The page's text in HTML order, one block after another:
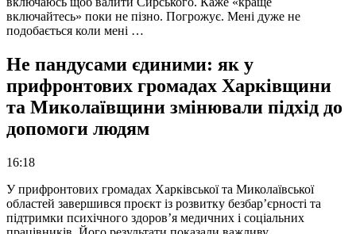
включайтесь» поки не пізно. Погрожує. Мені дуже не
подобається коли мені …
Не пандусами єдиними: як у
прифронтових громадах Харківщини
та Миколаївщини змінювали підхід до
допомоги людям
16:18
У прифронтових громадах Харківської та Миколаївської
областей завершився проєкт із розвитку безбар’єрності та
підтримки психічного здоров’я медичних і соціальних